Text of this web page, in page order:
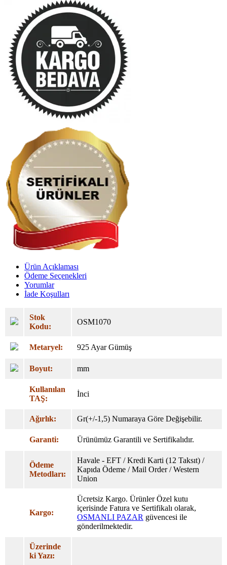
Ürün Açıklaması
Ödeme Seçenekleri
Yorumlar
İade Koşulları
Stok
Kodu:
OSM1070
Metaryel: 925 Ayar Gümüş
Boyut: mm
Kullanılan
TAŞ:
İnci
Ağırlık: Gr(+/-1,5) Numaraya Göre Değişebilir.
Garanti: Ürünümüz Garantili ve Sertifikalıdır.
Ödeme
Metodları:
Havale - EFT / Kredi Karti (12 Taksıt) /
Kapıda Ödeme / Mail Order / Western
Union
Kargo:
Ücretsiz Kargo. Ürünler Özel kutu
içerisinde Fatura ve Sertifikalı olarak,
OSMANLI PAZAR güvencesi ile
gönderilmektedir.
Üzerinde
ki Yazı: